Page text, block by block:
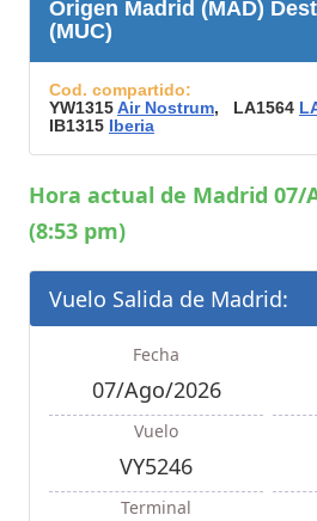
Origen Madrid (MAD)
(MUC)
Cod. compartido:
YW1315Air Nostrum, LA1564
IB1315 Iberia
Hora actual de Madrid 07/
(8:53 pm)
Vuelo Salida de Madrid:
Fecha
07/Ago/2026
Vuelo
VY5246
Terminal